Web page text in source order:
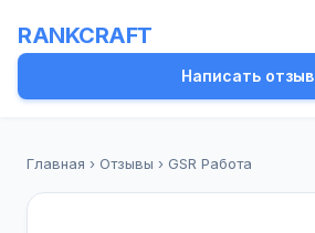
RANKCRAFT
Написать отзыв
Главная › Отзывы › GSR Работа